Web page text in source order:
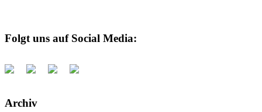
Folgt uns auf Social Media:
Archiv